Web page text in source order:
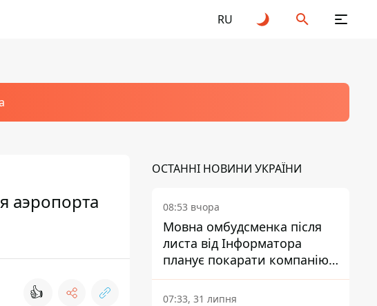
RU
аэропорта
👍
ОСТАННІ НОВИНИ УКРАЇНИ
08:53 вчора
Мовна омбудсменка після
листа від Інформатора
планує покарати компанію-
підрядника ПриватБанку
07:33, 31 липня